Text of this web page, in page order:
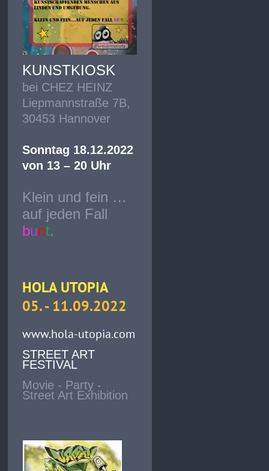
KUNSTKIOSK
bei CHEZ HEINZ
Liepmannstraße 7B,
30453 Hannover
Sonntag 18.12.2022
von 13 – 20 Uhr
Klein und fein …
auf jeden Fall
bunt.
HOLA UTOPIA
05. - 11.09.2022
www.hola-utopia.com
STREET ART
FESTIVAL
Movie - Party -
Street Art Exhibition